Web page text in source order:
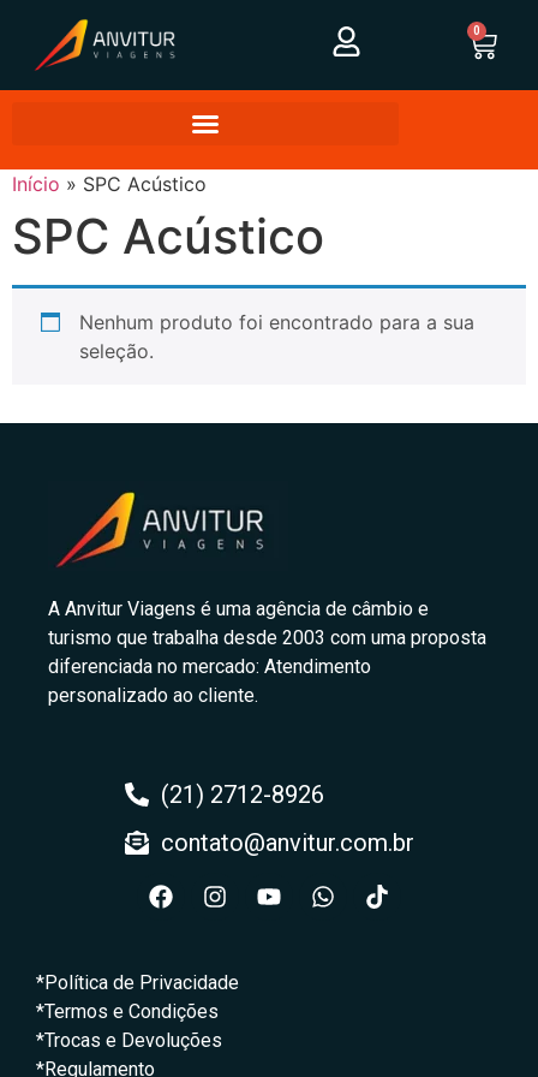
0
Início » SPC Acústico
SPC Acústico
Nenhum produto foi encontrado para a sua
seleção.
A Anvitur Viagens é uma agência de câmbio e
turismo que trabalha desde 2003 com uma proposta
diferenciada no mercado: Atendimento
personalizado ao cliente.
(21) 2712-8926
contato@anvitur.com.br
*Política de Privacidade
*Termos e Condições
*Trocas e Devoluções
*Regulamento